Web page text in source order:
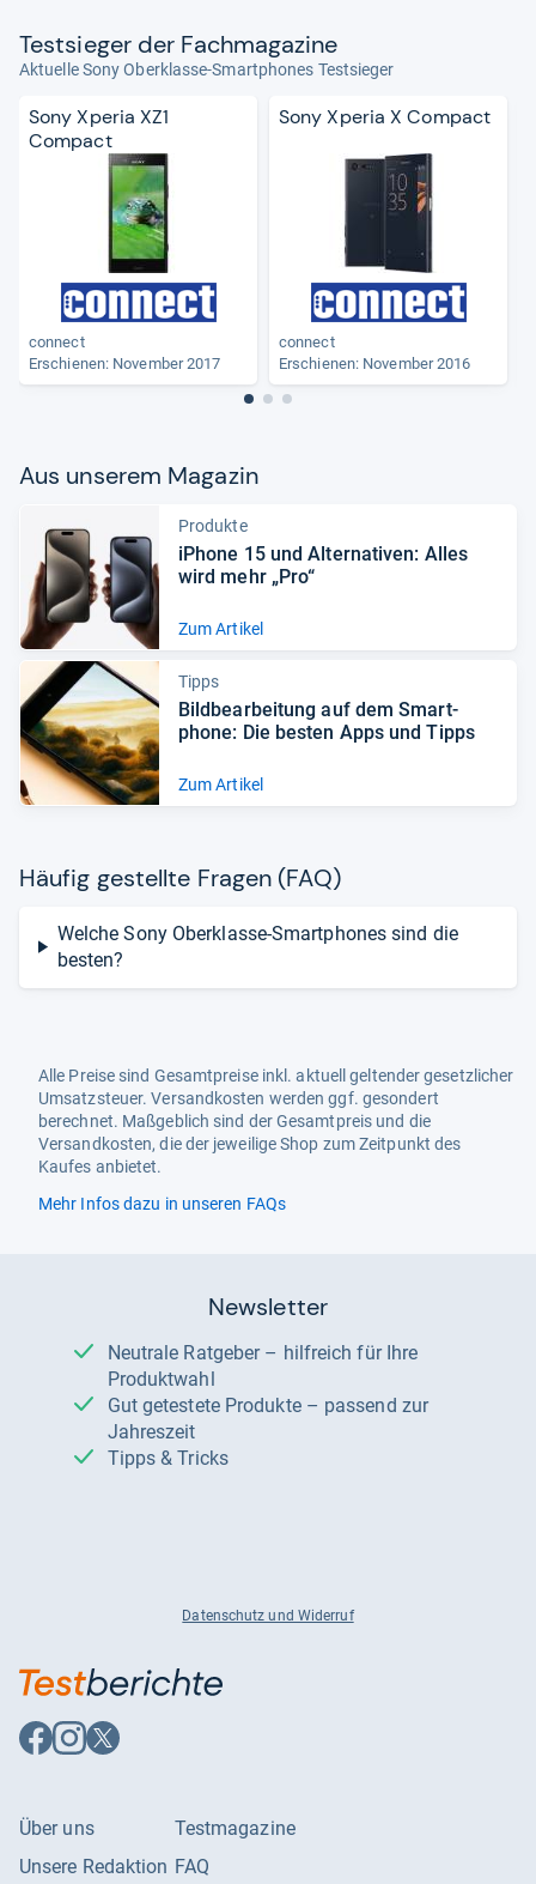
Test­sie­ger der Fach­ma­ga­zine
Aktuelle Sony Oberklasse-Smartphones Testsieger
Sony Xperia XZ1
Compact
connect
Erschienen: November 2017
Sony Xperia X Compact
connect
Erschienen: November 2016
Aus unse­rem Maga­zin
Produkte
iPhone 15 und Alter­na­ti­ven: Alles
wird mehr „Pro“
Zum Artikel
Tipps
Bild­be­ar­bei­tung auf dem Smart­
phone: Die bes­ten Apps und Tipps
Zum Artikel
Häu­fig gestellte Fra­gen (FAQ)
Welche Sony Oberklasse-Smartphones sind die
besten?
Alle Preise sind Gesamtpreise inkl. aktuell geltender gesetzlicher
Umsatzsteuer. Versandkosten werden ggf. gesondert
berechnet. Maßgeblich sind der Gesamtpreis und die
Versandkosten, die der jeweilige Shop zum Zeitpunkt des
Kaufes anbietet.
Mehr Infos dazu in unseren FAQs
Newsletter
Neutrale Ratgeber – hilfreich für Ihre
Produktwahl
Gut getestete Produkte – passend zur
Jahreszeit
Tipps & Tricks
Datenschutz und Widerruf
Auf
Facebook
Auf
Instagram
Auf
X
Über uns
Unsere Redaktion
Testmagazine
FAQ